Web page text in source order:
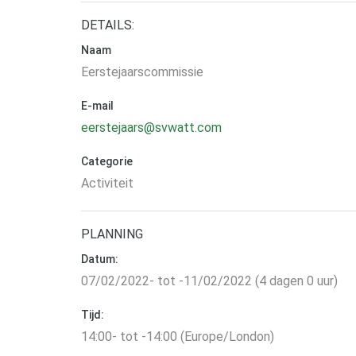
DETAILS:
Naam
Eerstejaarscommissie
E-mail
eerstejaars@svwatt.com
Categorie
Activiteit
PLANNING
Datum:
07/02/2022- tot -11/02/2022 (4 dagen 0 uur)
Tijd:
14:00- tot -14:00 (Europe/London)